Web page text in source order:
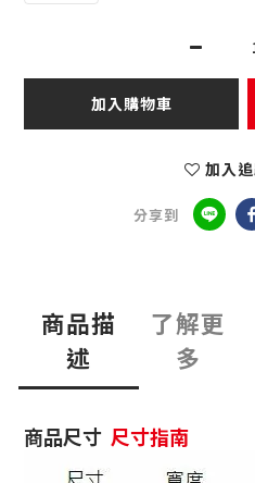
加入購物車
加入
分享到
商品描
述
了解更
多
商品尺寸 尺寸指南